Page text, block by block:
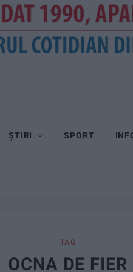
ȘTIRI SPORT
TAG
OCNA DE FIER